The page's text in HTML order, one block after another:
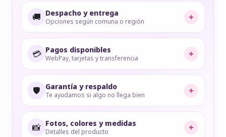
🚚 Despacho y entrega
Opciones según comuna o región +
💳 Pagos disponibles
WebPay, tarjetas y transferencia +
🛡️ Garantía y respaldo
Te ayudamos si algo no llega bien +
📸 Fotos, colores y medidas
Detalles del producto +